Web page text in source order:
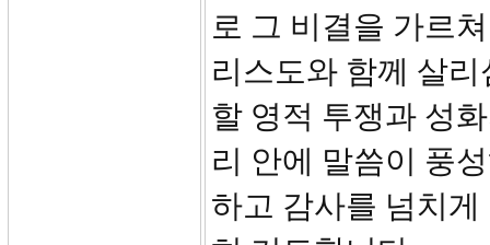
로 그 비결을 가르
리스도와 함께 살
할 영적 투쟁과 성
리 안에 말씀이 풍
하고 감사를 넘치